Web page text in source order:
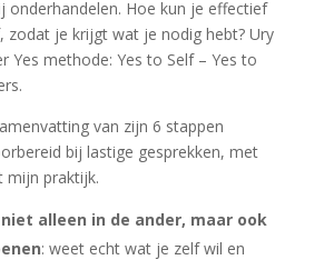
onderhandelen. Hoe kun je effectief
zodat je krijgt wat je nodig hebt? Ury
Yes methode: Yes to Self – Yes to
van zijn 6 stappen
bij lastige gesprekken, met
mijn praktijk.
alleen in de ander, maar ook
: weet echt wat je zelf wil en